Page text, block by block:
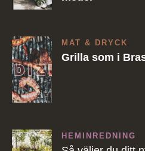
MAT & DRYCK
Grilla som i
HEMINREDNING